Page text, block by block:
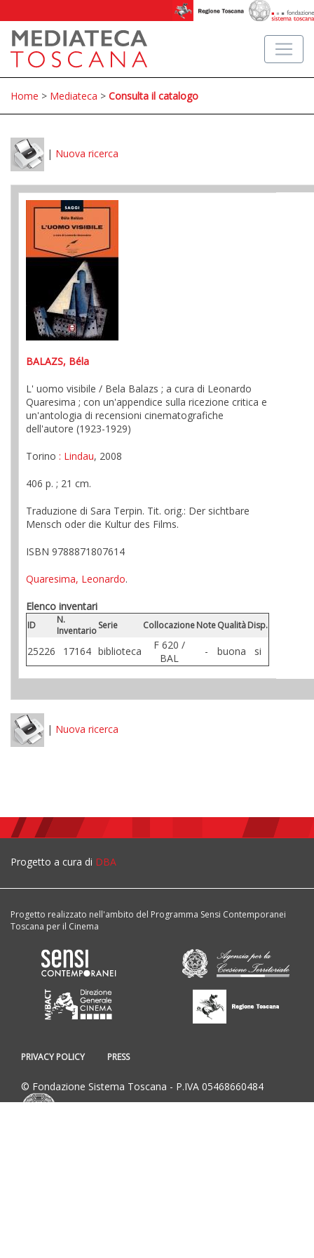
Home > Mediateca > Consulta il catalogo
| Nuova ricerca
BALAZS, Béla
L' uomo visibile / Bela Balazs ; a cura di Leonardo
Quaresima ; con un'appendice sulla ricezione critica e
un'antologia di recensioni cinematografiche
dell'autore (1923-1929)
Torino : Lindau, 2008
406 p. ; 21 cm.
Traduzione di Sara Terpin. Tit. orig.: Der sichtbare
Mensch oder die Kultur des Films.
ISBN 9788871807614
Quaresima, Leonardo.
Elenco inventari
ID
N.
InventarioSerie CollocazioneNoteQualitàDisp.
25226 17164 biblioteca
F 620 /
BAL
- buona si
| Nuova ricerca
Progetto a cura di DBA
Progetto realizzato nell'ambito del Programma Sensi Contemporanei
Toscana per il Cinema
PRIVACY POLICY PRESS
© Fondazione Sistema Toscana - P.IVA 05468660484